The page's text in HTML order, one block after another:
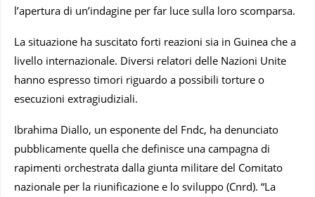
l’apertura di un’indagine per far luce sulla loro scomparsa.
La situazione ha suscitato forti reazioni sia in Guinea che a
livello internazionale. Diversi relatori delle Nazioni Unite
hanno espresso timori riguardo a possibili torture o
esecuzioni extragiudiziali.
Ibrahima Diallo, un esponente del Fndc, ha denunciato
pubblicamente quella che definisce una campagna di
rapimenti orchestrata dalla giunta militare del Comitato
nazionale per la riunificazione e lo sviluppo (Cnrd). “La